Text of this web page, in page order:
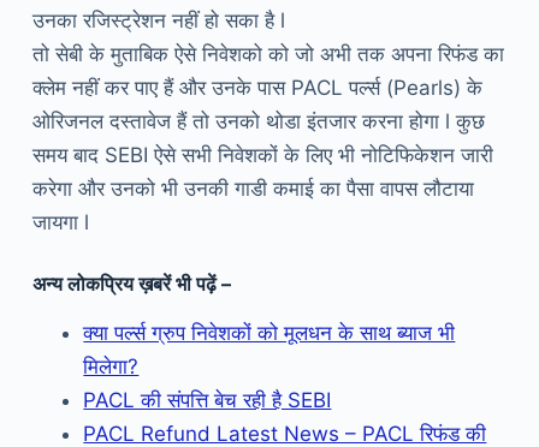
उनका रजिस्ट्रेशन नहीं हो सका है l
तो सेबी के मुताबिक ऐसे निवेशको को जो अभी तक अपना रिफंड का
क्लेम नहीं कर पाए हैं और उनके पास PACL पर्ल्स (Pearls) के
ओरिजनल दस्तावेज हैं तो उनको थोडा इंतजार करना होगा l कुछ
समय बाद SEBI ऐसे सभी निवेशकों के लिए भी नोटिफिकेशन जारी
करेगा और उनको भी उनकी गाडी कमाई का पैसा वापस लौटाया
जायगा l
अन्य लोकप्रिय ख़बरें भी पढ़ें –
क्या पर्ल्स ग्रुप निवेशकों को मूलधन के साथ ब्याज भी
मिलेगा?
PACL की संपत्ति बेच रही है SEBI
PACL Refund Latest News – PACL रिफंड की